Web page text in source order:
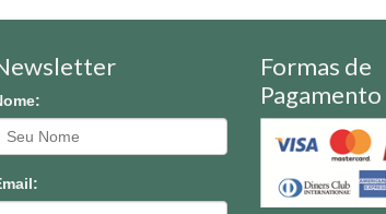
Formas de
Pagamento